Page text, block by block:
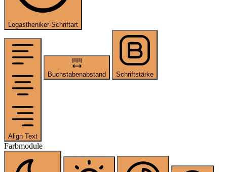
Legastheniker-Schriftart
Align Text
Buchstabenabstand Schriftstärke
Farbmodule